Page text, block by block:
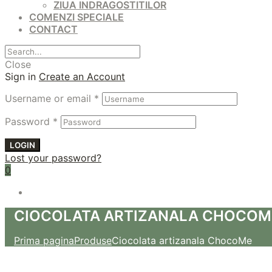
ZIUA INDRAGOSTITILOR
COMENZI SPECIALE
CONTACT
Close
Sign in Create an Account
Username or email *
Password *
LOGIN
Lost your password?
0
CIOCOLATA ARTIZANALA
Prima paginaProduseCiocolata artizanala ChocoMe